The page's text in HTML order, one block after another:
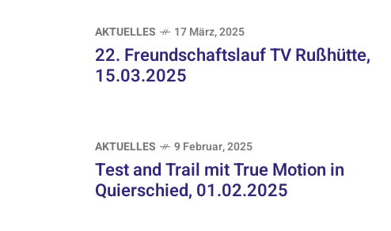
AKTUELLES 17 März, 2025
22. Freundschaftslauf TV Rußhütte,
15.03.2025
AKTUELLES 9 Februar, 2025
Test and Trail mit True Motion in
Quierschied, 01.02.2025